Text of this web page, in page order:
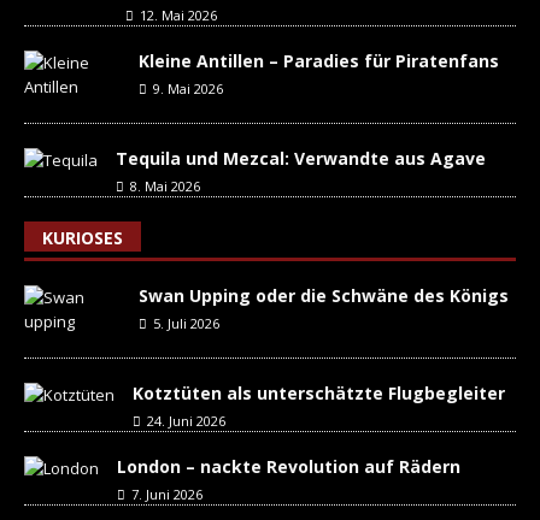
12. Mai 2026
Kleine Antillen – Paradies für Piratenfans
9. Mai 2026
Tequila und Mezcal: Verwandte aus Agave
8. Mai 2026
KURIOSES
Swan Upping oder die Schwäne des Königs
5. Juli 2026
Kotztüten als unterschätzte Flugbegleiter
24. Juni 2026
London – nackte Revolution auf Rädern
7. Juni 2026